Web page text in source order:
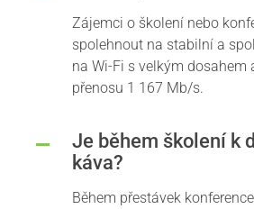
Zájemci o školení nebo
spolehnout na stabilní a
na Wi-Fi s velkým dosahem
přenosu 1 167 Mb/s.
Je během školení k
káva?
Během přestávek